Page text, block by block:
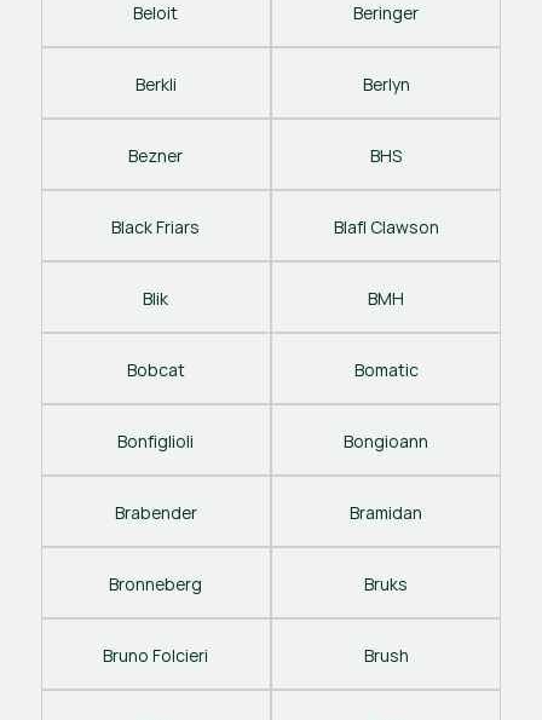
Beloit Beringer
Berkli Berlyn
Bezner BHS
Black Friars Blafl Clawson
Blik BMH
Bobcat Bomatic
Bonfiglioli Bongioann
Brabender Bramidan
Bronneberg Bruks
Bruno Folcieri Brush